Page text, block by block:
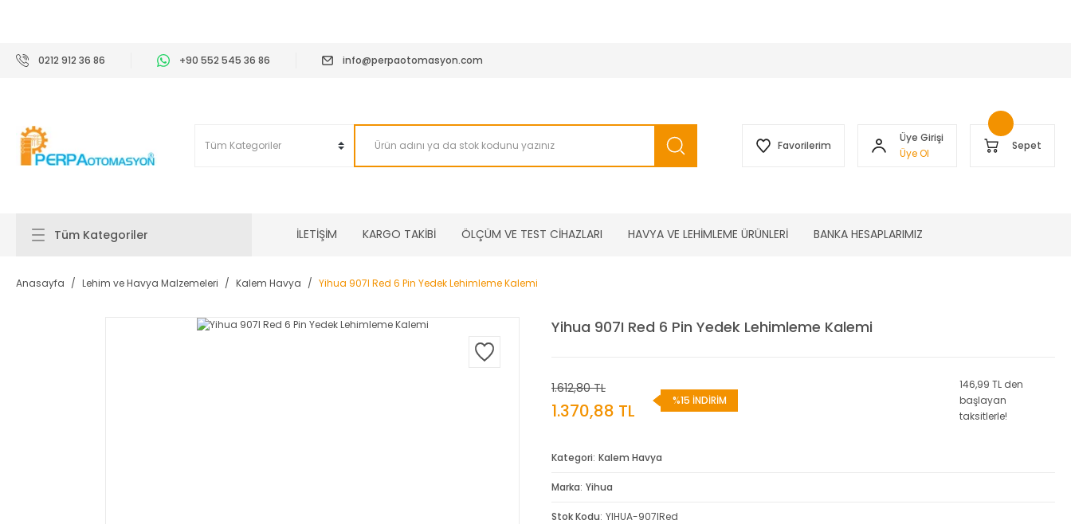
0212 912 36 86 +90 552 545 36 86 info@perpaotomasyon.com
Favorilerim
Üye Girişi
Üye Ol
Sepet
Tüm Kategoriler İLETİŞİM KARGO TAKİBİ ÖLÇÜM VE TEST CİHAZLARI HAVYA VE LEHİMLEME ÜRÜNLERİ BANKA HESAPLARIMIZ
Anasayfa Lehim ve Havya Malzemeleri Kalem Havya Yihua 907I Red 6 Pin Yedek Lehimleme Kalemi
Yihua 907I Red 6 Pin Yedek Lehimleme Kalemi
1.612,80 TL
1.370,88 TL %15 İNDİRİM
146,99 TL den
başlayan
taksitlerle!
Kategori Kalem Havya
Marka Yihua
Stok Kodu YIHUA-907IRed